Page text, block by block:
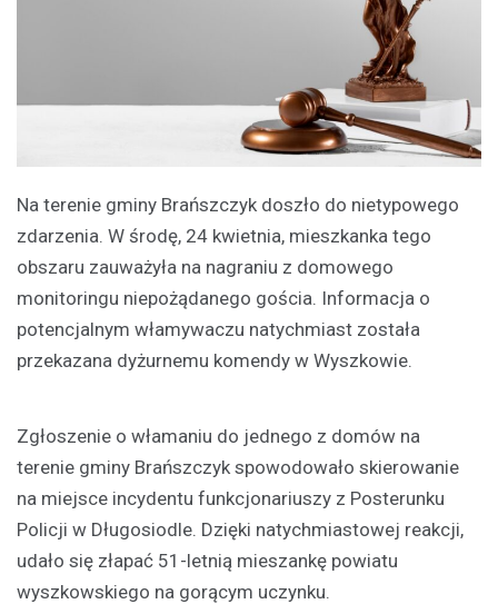
Na terenie gminy Brańszczyk doszło do nietypowego
zdarzenia. W środę, 24 kwietnia, mieszkanka tego
obszaru zauważyła na nagraniu z domowego
monitoringu niepożądanego gościa. Informacja o
potencjalnym włamywaczu natychmiast została
przekazana dyżurnemu komendy w Wyszkowie.
Zgłoszenie o włamaniu do jednego z domów na
terenie gminy Brańszczyk spowodowało skierowanie
na miejsce incydentu funkcjonariuszy z Posterunku
Policji w Długosiodle. Dzięki natychmiastowej reakcji,
udało się złapać 51-letnią mieszankę powiatu
wyszkowskiego na gorącym uczynku.